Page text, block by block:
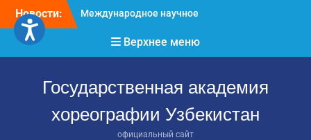
Перейти
содержимому
Новости:
Международное научное
Международное
признание и новые
хореографов!
Международное
признание и новые
достижения молодых
Верхнее меню
Государственная академия
хореографии Узбекистан
официальный сайт